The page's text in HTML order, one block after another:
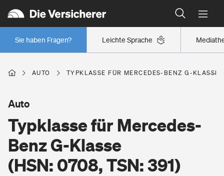
Leichte Sprache
Sie haben Fragen?
Wer versichert was: Jetzt Versicherer finden
Regionalklassen: So ist Ihre Region eingestuft
Wer versichert was: Jetzt Versicherer finden
Berufsunfähigkeitsversicherung
Wohnen
Wohngebäudeversicherung
AUTO TYPKLASSE FÜR MERCEDES-BENZ G-
Typklasse für Mercedes-
Benz G-Klasse
(HSN: 0708, TSN: 391)
Auto